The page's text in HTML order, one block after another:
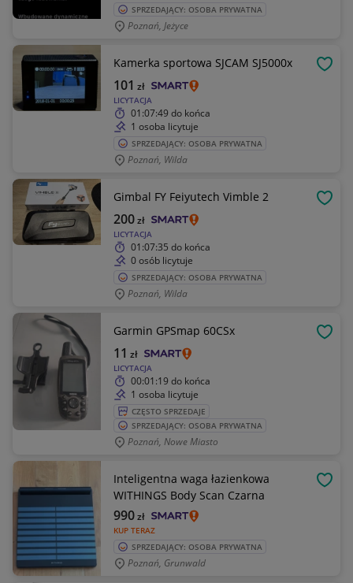
SPRZEDAJĄCY: OSOBA PRYWATNA
Poznań, Jeżyce
Kamerka sportowa SJCAM SJ5000x
LICYTACJA
101 zł
01:07:49 do końca
1 osoba licytuje
SPRZEDAJĄCY: OSOBA PRYWATNA
Poznań, Wilda
Gimbal FY Feiyutech Vimble 2
LICYTACJA
200zł
01:07:35 do końca
0 osób licytuje
SPRZEDAJĄCY: OSOBA PRYWATNA
Poznań, Wilda
Garmin GPSmap 60CSx
LICYTACJA
11 zł
00:01:19 do końca
1 osoba licytuje
CZĘSTO SPRZEDAJE
SPRZEDAJĄCY: OSOBA PRYWATNA
Poznań, Nowe Miasto
Inteligentna waga łazienkowa
WITHINGS Body Scan Czarna
KUP TERAZ
990zł
SPRZEDAJĄCY: OSOBA PRYWATNA
Poznań, Grunwald